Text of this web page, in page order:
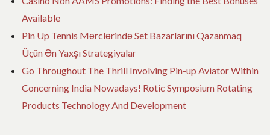
Available
Pin Up Tennis Mərclərində Set Bazarlarını Qazanmaq
Üçün Ən Yaxşı Strategiyalar
Go Throughout The Thrill Involving Pin-up Aviator Within
Concerning India Nowadays! Rotic Symposium Rotating
Products Technology And Development